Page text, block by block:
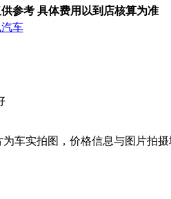
参考 具体费用以到店核算为准
车
车实拍图，价格信息与图片拍